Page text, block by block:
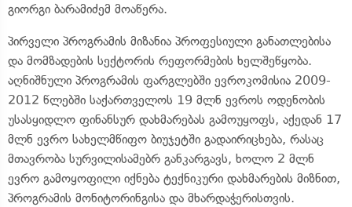
გიორგი ბარამიძემ მოაწერა.
პირველი პროგრამის მიზანია პროფესიული განათლებისა
და მომზადების სექტორის რეფორმების ხელშეწყობა.
აღნიშნული პროგრამის ფარგლებში ევროკომისია 2009-
2012 წლებში საქართველოს 19 მლნ ევროს ოდენობის
უსასყიდლო ფინანსურ დახმარებას გამოუყოფს, აქედან 17
მლნ ევრო სახელმწიფო ბიუჯეტში გადაირიცხება, რასაც
მთავრობა სურვილისამებრ განკარგავს, ხოლო 2 მლნ
ევრო გამოყოფილი იქნება ტექნიკური დახმარების მიზნით,
პროგრამის მონიტორინგისა და მხარდაჭერისთვის.